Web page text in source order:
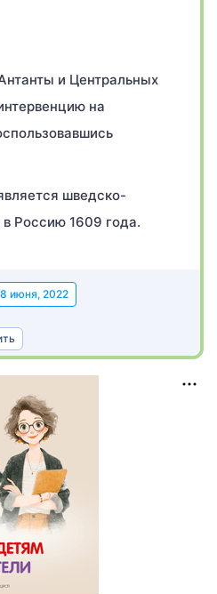
и Центральных
на
шведско-
в Россию 1609 года.
июня, 2022